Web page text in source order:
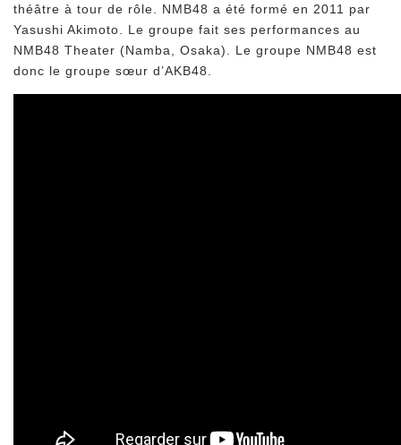
théâtre à tour de rôle. NMB48 a été formé en 2011 par
Yasushi Akimoto. Le groupe fait ses performances au
NMB48 Theater (Namba, Osaka). Le groupe NMB48 est
donc le groupe sœur d’AKB48.